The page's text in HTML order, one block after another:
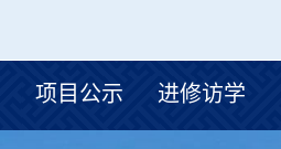
项目公示 进修访学